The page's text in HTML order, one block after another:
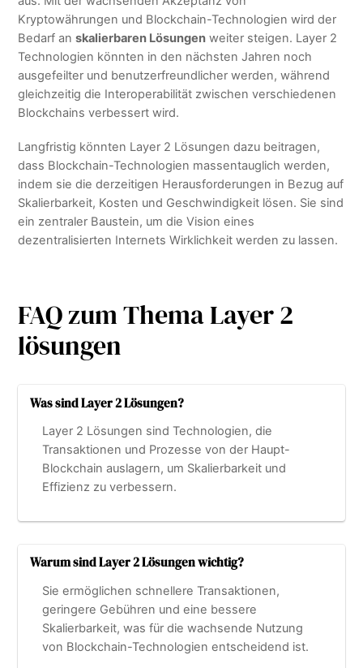
Kryptowährungen und Blockchain-Technologien wird der
Bedarf anskalierbaren Lösungen weiter steigen. Layer 2
Technologien könnten in den nächsten Jahren noch
ausgefeilter und benutzerfreundlicher werden, während
gleichzeitig die Interoperabilität zwischen verschiedenen
Blockchains verbessert wird.
Langfristig könnten Layer 2 Lösungen dazu beitragen,
dass Blockchain-Technologien massentauglich werden,
indem sie die derzeitigen Herausforderungen in Bezug auf
Skalierbarkeit, Kosten und Geschwindigkeit lösen. Sie sind
ein zentraler Baustein, um die Vision eines
dezentralisierten Internets Wirklichkeit werden zu lassen.
FAQ zum Thema Layer 2
lösungen
Was sind Layer 2 Lösungen?
Layer 2 Lösungen sind Technologien, die
Transaktionen und Prozesse von der Haupt-
Blockchain auslagern, um Skalierbarkeit und
Effizienz zu verbessern.
Warum sind Layer 2 Lösungen wichtig?
Sie ermöglichen schnellere Transaktionen,
geringere Gebühren und eine bessere
Skalierbarkeit, was für die wachsende Nutzung
von Blockchain-Technologien entscheidend ist.